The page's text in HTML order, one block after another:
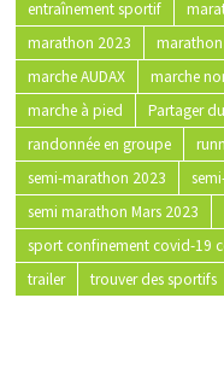
entraînement sportif
marathon 2023
marche AUDAX
marche
marche à pied
Partager
randonnée en groupe
semi-marathon 2023
semi marathon Mars 2023
sport confinement covid-19
trailer
trouver des sportifs